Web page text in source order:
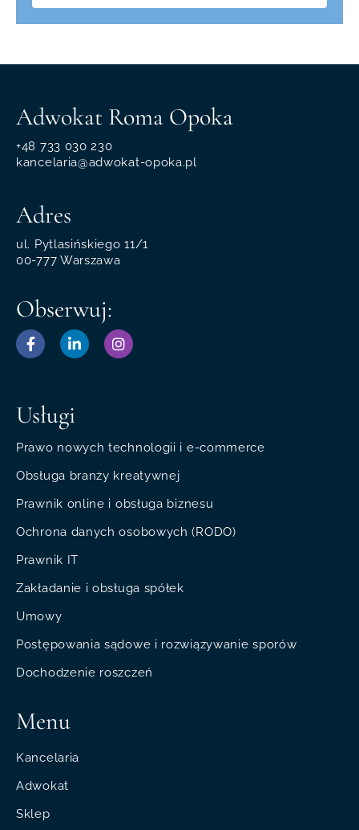
Adwokat Roma Opoka
+48 733 030 230
kancelaria@adwokat-opoka.pl
Adres
ul. Pytlasińskiego 11/1
00-777 Warszawa
Obserwuj:
Usługi
Prawo nowych technologii i e-commerce
Obsługa branży kreatywnej
Prawnik online i obsługa biznesu
Ochrona danych osobowych (RODO)
Prawnik IT
Zakładanie i obsługa spółek
Umowy
Postępowania sądowe i rozwiązywanie sporów
Dochodzenie roszczeń
Menu
Kancelaria
Adwokat
Sklep